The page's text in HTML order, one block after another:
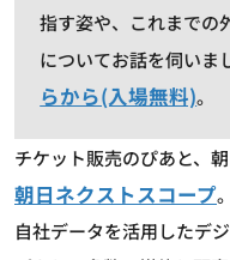
指す姿や、これまでの
についてお話を伺いま
らから(入場無料)。
チケット販売のぴあと、
朝日ネクストスコープ
自社データを活用したデ